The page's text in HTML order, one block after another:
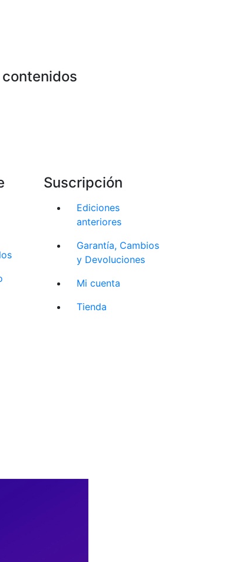
Suscripción
Ediciones
anteriores
Garantía, Cambios
y Devoluciones
Mi cuenta
Tienda